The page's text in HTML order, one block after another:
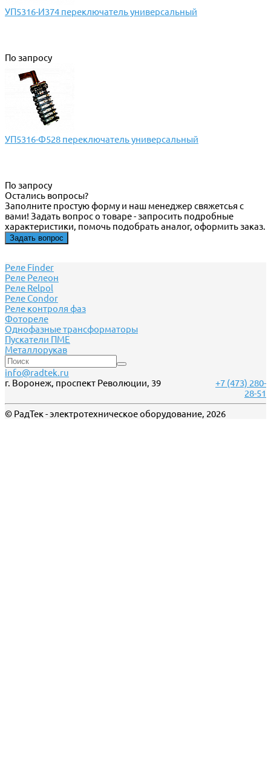
УП5316-И374 переключатель универсальный
По запросу
УП5316-Ф528 переключатель универсальный
По запросу
Остались вопросы?
Заполните простую форму и наш менеджер свяжетсья с
вами! Задать вопрос о товаре - запросить подробные
характеристики, помочь подобрать аналог, оформить заказ.
Задать вопрос
Реле Finder
Реле Релеон
Реле Relpol
Реле Сondor
Реле контроля фаз
Фотореле
Однофазные трансформаторы
Пускатели ПМЕ
Металлорукав
info@radtek.ru
г. Воронеж, проспект Революции, 39
+7 (473) 280-
28-51
© РадТек - электротехническое оборудование, 2026